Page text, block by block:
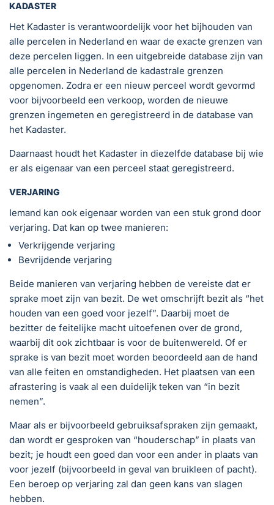
KADASTER
Het Kadaster is verantwoordelijk voor het bijhouden van
alle percelen in Nederland en waar de exacte grenzen van
deze percelen liggen. In een uitgebreide database zijn van
alle percelen in Nederland de kadastrale grenzen
opgenomen. Zodra er een nieuw perceel wordt gevormd
voor bijvoorbeeld een verkoop, worden de nieuwe
grenzen ingemeten en geregistreerd in de database van
het Kadaster.
Daarnaast houdt het Kadaster in diezelfde database bij wie
er als eigenaar van een perceel staat geregistreerd.
VERJARING
Iemand kan ook eigenaar worden van een stuk grond door
verjaring. Dat kan op twee manieren:
Verkrijgende verjaring
Bevrijdende verjaring
Beide manieren van verjaring hebben de vereiste dat er
sprake moet zijn van bezit. De wet omschrijft bezit als “het
houden van een goed voor jezelf”. Daarbij moet de
bezitter de feitelijke macht uitoefenen over de grond,
waarbij dit ook zichtbaar is voor de buitenwereld. Of er
sprake is van bezit moet worden beoordeeld aan de hand
van alle feiten en omstandigheden. Het plaatsen van een
afrastering is vaak al een duidelijk teken van “in bezit
nemen”.
Maar als er bijvoorbeeld gebruiksafspraken zijn gemaakt,
dan wordt er gesproken van “houderschap” in plaats van
bezit; je houdt een goed dan voor een ander in plaats van
voor jezelf (bijvoorbeeld in geval van bruikleen of pacht).
Een beroep op verjaring zal dan geen kans van slagen
hebben.